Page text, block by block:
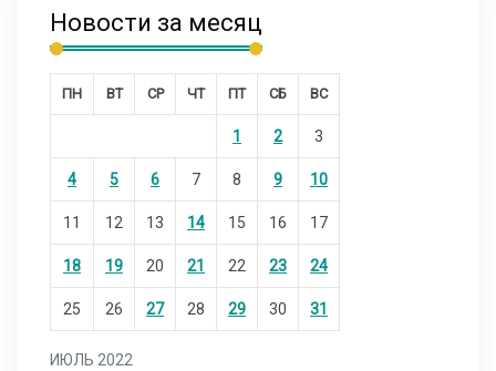
Новости за месяц
ИЮЛЬ 2022
ПН ВТ СР ЧТ ПТ СБ ВС
1 2 3
4 5 6 7 8 9 10
11 12 13 14 15 16 17
18 19 20 21 22 23 24
25 26 27 28 29 30 31